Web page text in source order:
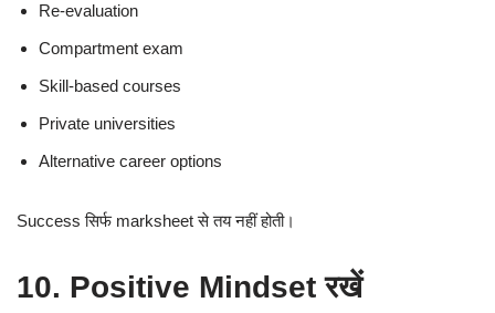
Re-evaluation
Compartment exam
Skill-based courses
Private universities
Alternative career options
Success सिर्फ marksheet से तय नहीं होती।
10. Positive Mindset रखें